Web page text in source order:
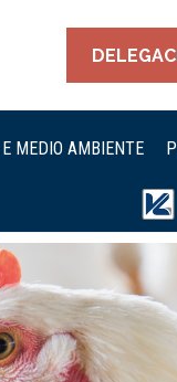
MEDIO AMBIENTE